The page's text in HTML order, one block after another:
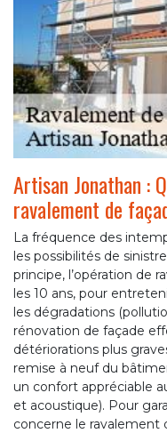
Artisan Jonathan :
ravalement de
La fréquence des
les possibilités de
principe, l’opération de
les 10 ans, pour
les dégradations
rénovation de façade
détériorations plus
remise à neuf du
un confort appréciable
et acoustique). Pour
concerne le ravalement